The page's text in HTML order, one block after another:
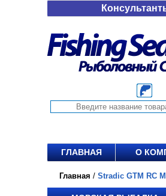
ГЛАВНАЯ О
Главная / Stradic GTM RC